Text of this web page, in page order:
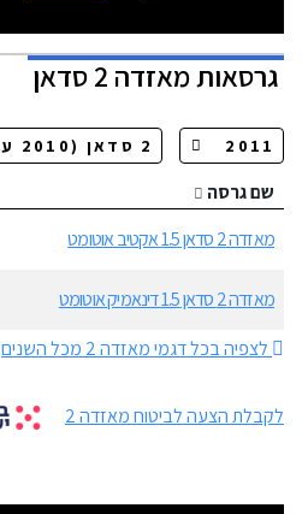
גרסאותמאזדה 2 סדאן
שם גרסה
מאזדה 2 סדאן 1.5 אקטיב אוטומט
מאזדה 2 סדאן 1.5 דינאמיק אוטומט
לצפיה בכל דגמי מאזדה 2 מכל השנים
לקבלת הצעה לביטוח מאזדה 2